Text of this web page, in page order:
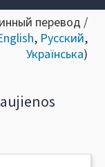
перевод /
, Русский,
Українська)